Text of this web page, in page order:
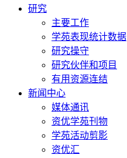
研究
主要工作
学苑表现统计数据
研究操守
研究伙伴和项目
有用资源连结
新闻中心
媒体通讯
资优学苑刊物
学苑活动剪影
资优汇